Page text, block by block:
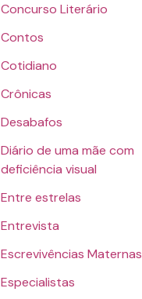
Concurso Literário
Contos
Cotidiano
Crônicas
Desabafos
Diário de uma mãe com
deficiência visual
Entre estrelas
Entrevista
Escrevivências Maternas
Especialistas